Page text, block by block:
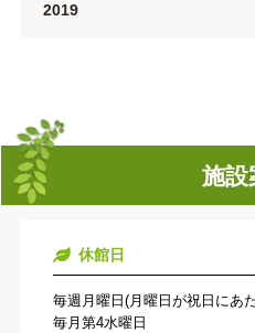
2019
施設
休館日
毎週月曜日(月曜日が祝日にあ
毎月第4水曜日